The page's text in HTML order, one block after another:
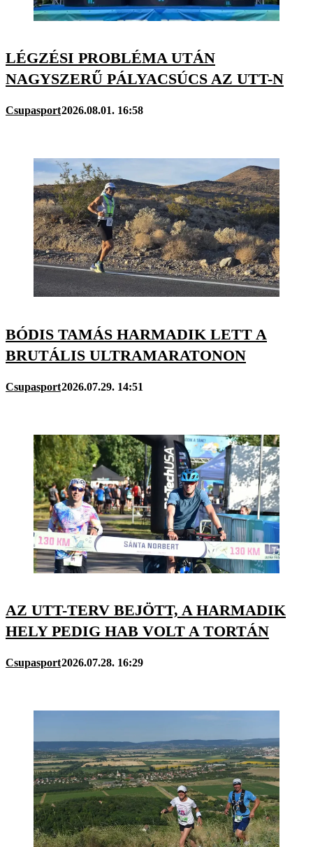
LÉGZÉSI PROBLÉMA UTÁN
NAGYSZERŰ PÁLYACSÚCS AZ UTT-N
Csupasport2026.08.01. 16:58
BÓDIS TAMÁS HARMADIK LETT A
BRUTÁLIS ULTRAMARATONON
Csupasport2026.07.29. 14:51
AZ UTT-TERV BEJÖTT, A HARMADIK
HELY PEDIG HAB VOLT A TORTÁN
Csupasport2026.07.28. 16:29